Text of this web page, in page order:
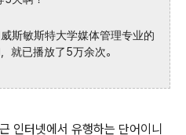
斯敏斯特大学媒体管理专业的
就已播放了5万余次。
인터넷에서 유행하는 단어이니